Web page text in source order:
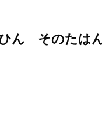
ん そのたは